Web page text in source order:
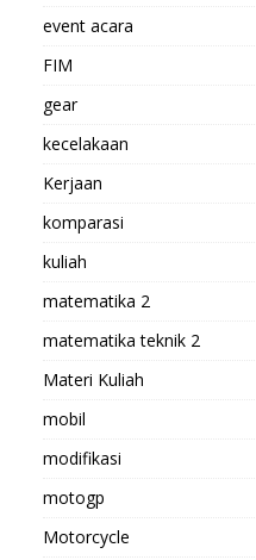
event acara
FIM
gear
kecelakaan
Kerjaan
komparasi
kuliah
matematika 2
matematika teknik 2
Materi Kuliah
mobil
modifikasi
motogp
Motorcycle